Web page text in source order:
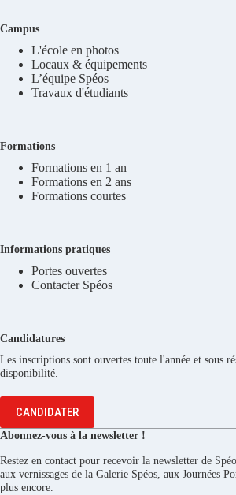
Campus
L'école en photos
Locaux & équipements
L’équipe Spéos
Travaux d'étudiants
Formations
Formations en 1 an
Formations en 2 ans
Formations courtes
Informations pratiques
Portes ouvertes
Contacter Spéos
Candidatures
Les inscriptions sont ouvertes toute l'année et sous
disponibilité.
CANDIDATER
Abonnez-vous à la newsletter !
Restez en contact pour recevoir la newsletter de
aux vernissages de la Galerie Spéos, aux Journées
plus encore.